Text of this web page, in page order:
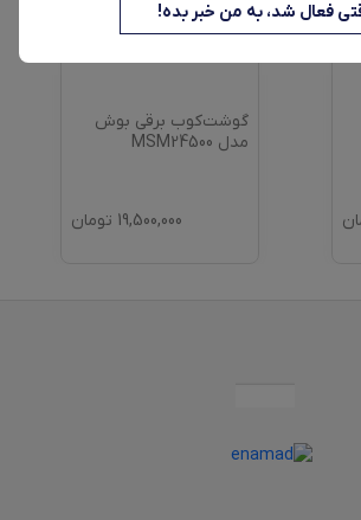
فعال شد، به من خبر بده!
گوشت‌کوب برقی بوش
مدل MSM24500
19,500,000 تومان